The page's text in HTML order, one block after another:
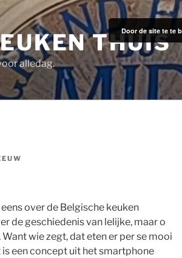
THUIS
alledag.
over de Belgische keuken
de geschiedenis van lelijke, maar o
wie zegt, dat eten er per se mooi
een concept uit het smartphone
Door de site te te